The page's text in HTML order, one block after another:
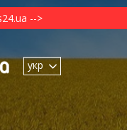
-->
укр